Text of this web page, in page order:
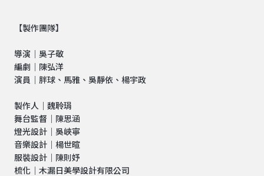
【製作團隊】
導演｜吳子敬
編劇｜陳弘洋
演員｜胖球、馬雅、吳靜依、楊宇政
製作人｜魏聆琄
舞台監督｜陳思涵
燈光設計｜吳峽寧
音樂設計｜楊世暄
服裝設計｜陳則妤
梳化｜木漏日美學設計有限公司